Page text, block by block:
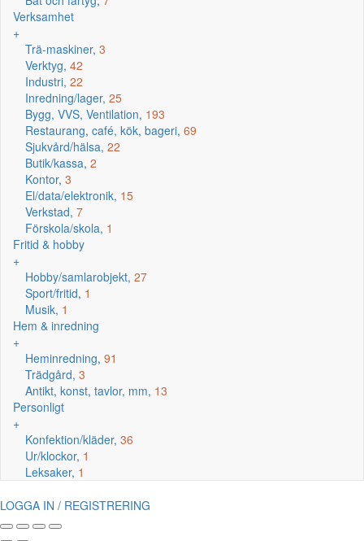
Verksamhet
+
Trä-maskiner, 3
Verktyg, 42
Industri, 22
Inredning/lager, 25
Bygg, VVS, Ventilation, 193
Restaurang, café, kök, bageri, 69
Sjukvård/hälsa, 22
Butik/kassa, 2
Kontor, 3
El/data/elektronik, 15
Verkstad, 7
Förskola/skola, 1
Fritid & hobby
+
Hobby/samlarobjekt, 27
Sport/fritid, 1
Musik, 1
Hem & inredning
+
Heminredning, 91
Trädgård, 3
Antikt, konst, tavlor, mm, 13
Personligt
+
Konfektion/kläder, 36
Ur/klockor, 1
Leksaker, 1
LOGGA IN / REGISTRERING